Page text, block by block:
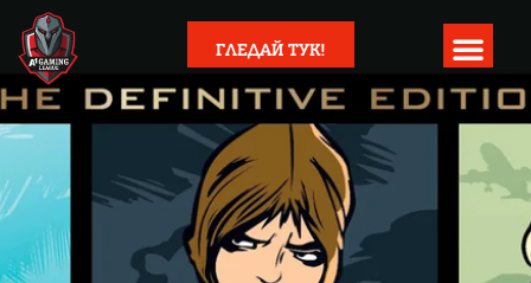
ГЛЕДАЙ ТУК!